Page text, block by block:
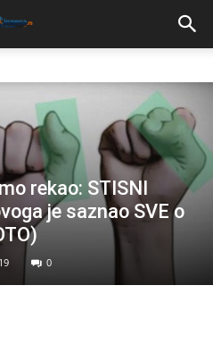
rekao: STISNI
je saznao SVE o
0